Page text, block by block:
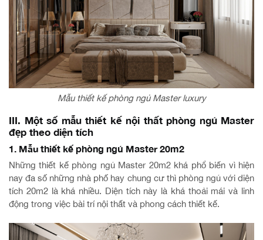
Mẫu thiết kế phòng ngủ Master luxury
III. Một số mẫu thiết kế nội thất phòng ngủ Master
đẹp theo diện tích
1. Mẫu thiết kế phòng ngủ Master 20m2
Những thiết kế phòng ngủ Master 20m2 khá phổ biến vì hiện
nay đa số những nhà phố hay chung cư thì phòng ngủ với diện
tích 20m2 là khá nhiều. Diện tích này là khá thoải mái và linh
động trong việc bài trí nội thất và phong cách thiết kế.